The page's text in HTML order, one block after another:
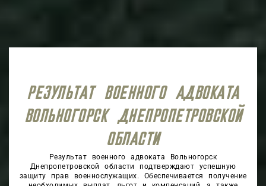
РЕЗУЛЬТАТ ВОЕННОГО АДВОКАТА
ВОЛЬНОГОРСК ДНЕПРОПЕТРОВСКОЙ
ОБЛАСТИ
Результат военного адвоката Вольногорск
Днепропетровской области подтверждают успешную
защиту прав военнослужащих. Обеспечивается получение